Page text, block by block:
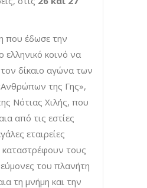
που έδωσε την
κοινό να
δίκαιο αγώνα των
της Γης»,
Νότιας Χιλής, που
από τις εστίες
εταιρείες
τους
του πλανήτη
τη μνήμη και την